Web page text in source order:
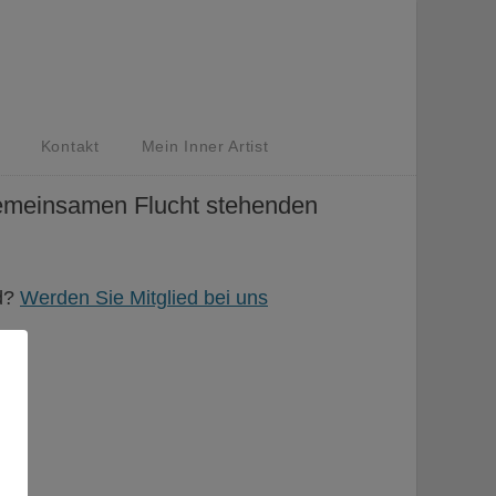
Kontakt Mein Inner Artist
Flucht stehenden
Werden Sie Mitglied bei uns